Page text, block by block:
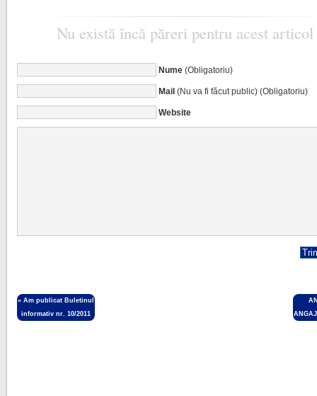
Nu există încă păreri pentru acest articol
Nume(Obligatoriu)
Mail(Nu va fi făcut public) (Obligatoriu)
Website
«Am publicat Buletinul
informativ nr. 10/2011